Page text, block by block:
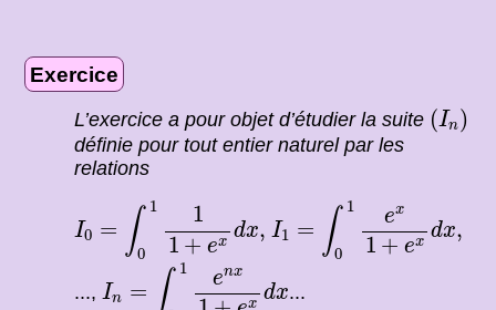
Exercice
L’exercice a pour objet d’étudier la suite (In)
(In )
définie pour tout entier naturel par les
relations
I0 = ∫ 1
0
1
1 + ex dx,
11 x
I1 = ∫ 1
0
ex
1 + ex dx,
ex ex
..., In = ∫ 1 enx
x dx
= ∫0 en +e
...